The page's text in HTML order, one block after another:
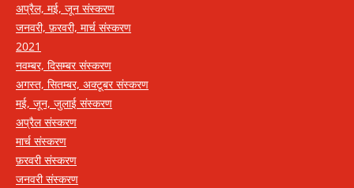
अप्रैल, मई, जून संस्करण
जनवरी, फ़रवरी, मार्च संस्करण
2021
नवम्बर, दिसम्बर संस्करण
अगस्त, सितम्बर, अक्टूबर संस्करण
मई, जून, जुलाई संस्करण
अप्रैल संस्करण
मार्च संस्करण
फ़रवरी संस्करण
जनवरी संस्करण